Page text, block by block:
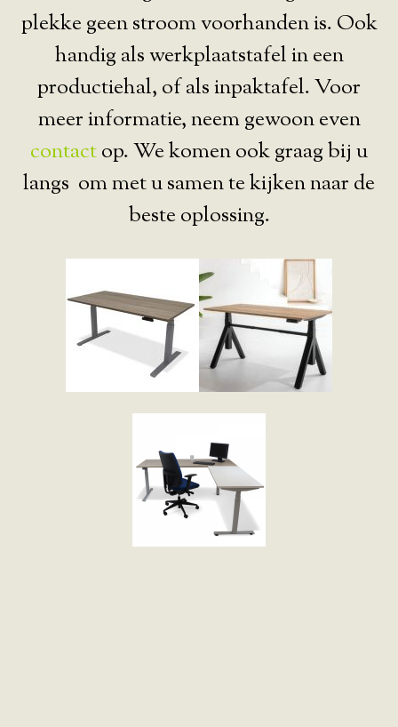
plekke geen stroom voorhanden is. Ook
handig als werkplaatstafel in een
productiehal, of als inpaktafel. Voor
meer informatie, neem gewoon even
contactop. We komen ook graag bij u
langs om met u samen te kijken naar de
beste oplossing.